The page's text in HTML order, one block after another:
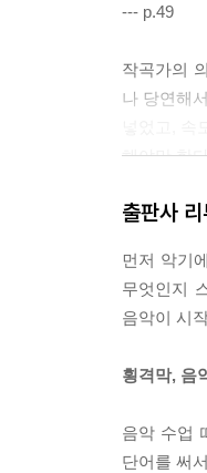
--- p.49
작곡가의
나 당연해
해야만 한
시간. 선생
표를 하나
--- p.73~74
앙상블은
--- p.90
출판사
먼저 악기
무엇인지
음악이 시
횡격막, 음
음악 수업
단어를 써